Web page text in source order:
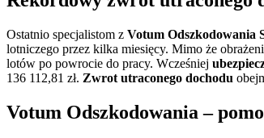
Ostatnio specjalistom z Votum Odszkodowania
lotniczego przez kilka miesięcy. Mimo że
lotów po powrocie do pracy. Wcześniej
136 112,81 zł. Zwrot utraconego dochodu
Votum Odszkodowania –